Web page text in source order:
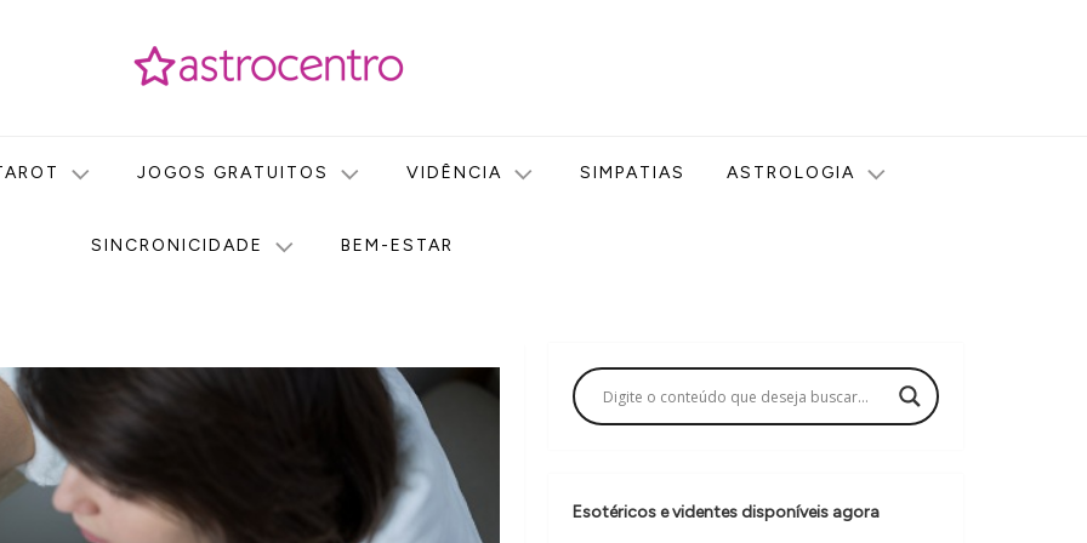
JOGOS GRATUITOS VIDÊNCIA SIMPATIAS ASTROLOGIA
SINCRONICIDADE BEM-ESTAR
Esotéricos e videntes disponíveis agora